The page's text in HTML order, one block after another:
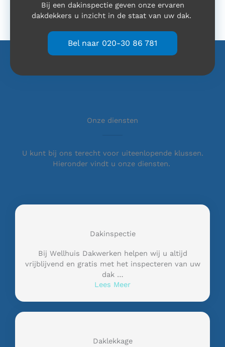
Bij een dakinspectie geven onze ervaren
dakdekkers u inzicht in de staat van uw dak.
Bel naar 020-30 86 781
Onze diensten
U kunt bij ons terecht voor uiteenlopende klussen.
Hieronder vindt u onze diensten.
Dakinspectie
Bij Wellhuis Dakwerken helpen wij u altijd
vrijblijvend en gratis met het inspecteren van uw
dak …
Lees Meer
Daklekkage